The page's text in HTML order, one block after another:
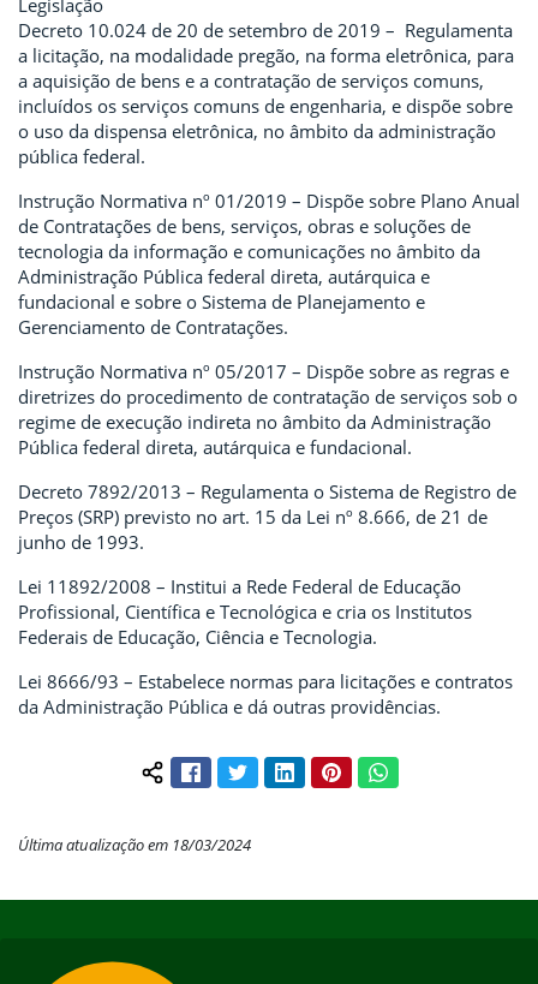
Decreto 10.024 de 20 de setembro de 2019 – Regulamenta
a licitação, na modalidade pregão, na forma eletrônica, para
a aquisição de bens e a contratação de serviços comuns,
incluídos os serviços comuns de engenharia, e dispõe sobre
o uso da dispensa eletrônica, no âmbito da administração
pública federal.
Instrução Normativa nº 01/2019 – Dispõe sobre Plano Anual
de Contratações de bens, serviços, obras e soluções de
tecnologia da informação e comunicações no âmbito da
Administração Pública federal direta, autárquica e
fundacional e sobre o Sistema de Planejamento e
Gerenciamento de Contratações.
Instrução Normativa nº 05/2017 – Dispõe sobre as regras e
diretrizes do procedimento de contratação de serviços sob o
regime de execução indireta no âmbito da Administração
Pública federal direta, autárquica e fundacional.
Decreto 7892/2013 – Regulamenta o Sistema de Registro de
Preços (SRP) previsto no art. 15 da Lei nº 8.666, de 21 de
junho de 1993.
Lei 11892/2008 – Institui a Rede Federal de Educação
Profissional, Científica e Tecnológica e cria os Institutos
Federais de Educação, Ciência e Tecnologia.
Lei 8666/93 – Estabelece normas para licitações e contratos
da Administração Pública e dá outras providências.
Compartilhar conteúdo:
FacebookTwitterLinkedInPinterestWhatsApp
Última atualização em 18/03/2024